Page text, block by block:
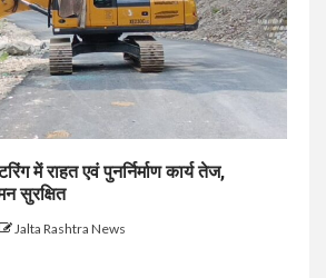
में राहत एवं पुनर्निर्माण कार्य तेज,
सुरक्षित
Jalta Rashtra News